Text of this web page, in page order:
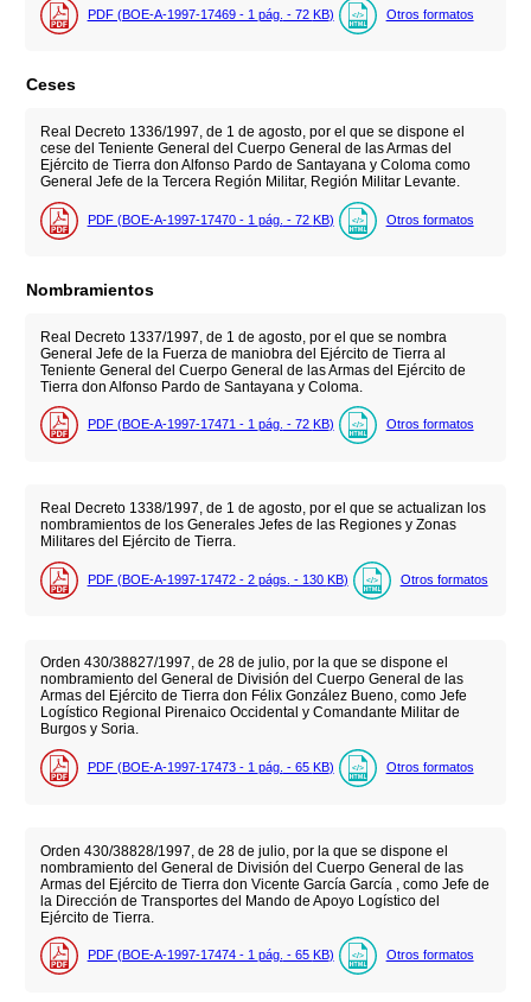
PDF (BOE-A-1997-17469 - 1 pág. - 72 KB) Otros formatos
Ceses
Real Decreto 1336/1997, de 1 de agosto, por el que se dispone el
cese del Teniente General del Cuerpo General de las Armas del
Ejército de Tierra don Alfonso Pardo de Santayana y Coloma como
General Jefe de la Tercera Región Militar, Región Militar Levante.
PDF (BOE-A-1997-17470 - 1 pág. - 72 KB) Otros formatos
Nombramientos
Real Decreto 1337/1997, de 1 de agosto, por el que se nombra
General Jefe de la Fuerza de maniobra del Ejército de Tierra al
Teniente General del Cuerpo General de las Armas del Ejército de
Tierra don Alfonso Pardo de Santayana y Coloma.
PDF (BOE-A-1997-17471 - 1 pág. - 72 KB) Otros formatos
Real Decreto 1338/1997, de 1 de agosto, por el que se actualizan los
nombramientos de los Generales Jefes de las Regiones y Zonas
Militares del Ejército de Tierra.
PDF (BOE-A-1997-17472 - 2 págs. - 130 KB) Otros formatos
Orden 430/38827/1997, de 28 de julio, por la que se dispone el
nombramiento del General de División del Cuerpo General de las
Armas del Ejército de Tierra don Félix González Bueno, como Jefe
Logístico Regional Pirenaico Occidental y Comandante Militar de
Burgos y Soria.
PDF (BOE-A-1997-17473 - 1 pág. - 65 KB) Otros formatos
Orden 430/38828/1997, de 28 de julio, por la que se dispone el
nombramiento del General de División del Cuerpo General de las
Armas del Ejército de Tierra don Vicente García García , como Jefe de
la Dirección de Transportes del Mando de Apoyo Logístico del
Ejército de Tierra.
PDF (BOE-A-1997-17474 - 1 pág. - 65 KB) Otros formatos